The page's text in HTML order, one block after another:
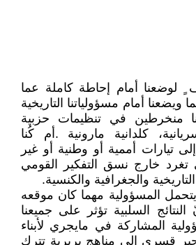
لوضعنا أمام إحاطة كاملة عما
ويضعنا أمام مسؤولياتنا التاريخية
منخرطين في تنظيمات حزبية
كلدانية مارونية .أم كُنا
تيارات أممية أو وطنية أو غير
تغرد خارج نسق التفكير القومي
والجغرافية والكنسية.
يتحمل المسؤولية مهما كان موقعه
السلبية تؤثر على جميعنا
المشاركة في مايجري لأبناء
قسري إلى مناهج بربرية تترك